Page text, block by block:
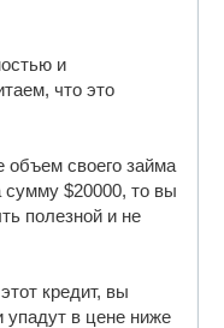
и
что это
объем своего займа
сумму $20000, то вы
полезной и не
кредит, вы
в цене ниже